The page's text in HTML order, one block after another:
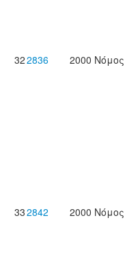
322836 2000 Νόμος
332842 2000 Νόμος